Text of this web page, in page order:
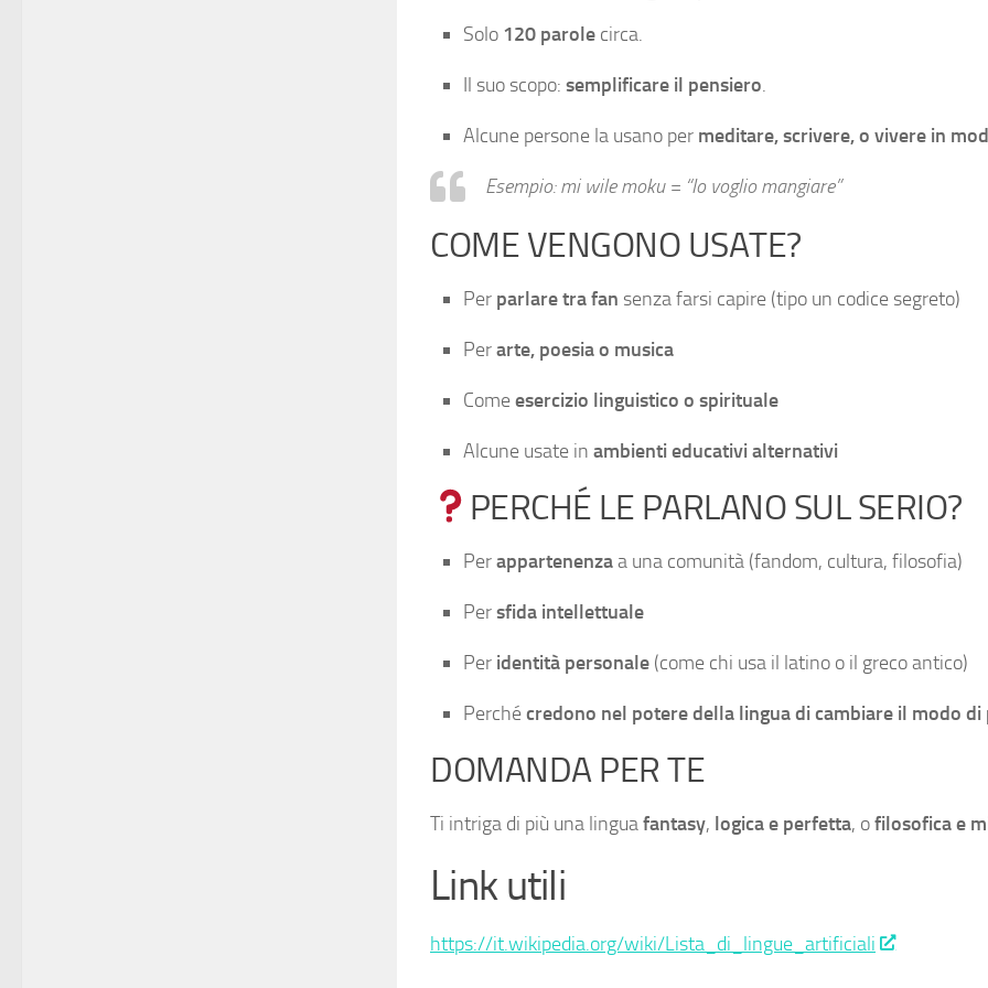
Solo 120 parole circa.
Il suo scopo: semplificare il pensiero.
Alcune persone la usano per meditare, scrivere, o vivere in
Esempio:mi wile moku= “Io voglio mangiare”
COME VENGONO USATE?
Per parlare tra fan senza farsi capire (tipo un codice segreto)
Perarte, poesia o musica
Comeesercizio linguistico o spirituale
Alcune usate in ambienti educativi alternativi
PERCHÉ LE PARLANO SUL SERIO?
Perappartenenzaa una comunità (fandom, cultura, filosofia)
Persfida intellettuale
Per identità personale (come chi usa il latino o il greco antico)
Perchécredono nel potere della lingua di cambiare il modo di
DOMANDA PER TE
Ti intriga di più una linguafantasy, logica e perfetta, ofilosofica e
Link utili
https://it.wikipedia.org/wiki/Lista_di_lingue_artificiali